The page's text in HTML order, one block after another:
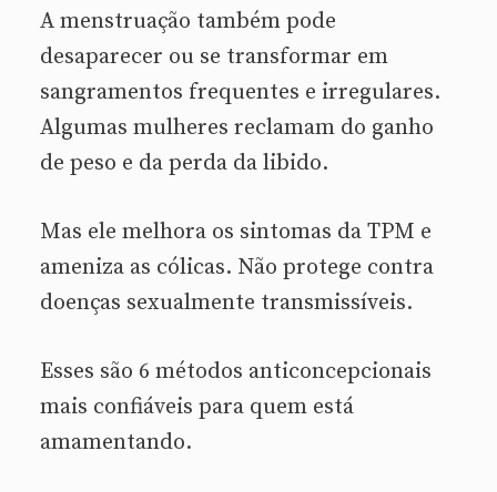
A menstruação também pode
desaparecer ou se transformar em
sangramentos frequentes e irregulares.
Algumas mulheres reclamam do ganho
de peso e da perda da libido.
Mas ele melhora os sintomas da TPM e
ameniza as cólicas. Não protege contra
doenças sexualmente transmissíveis.
Esses são 6 métodos anticoncepcionais
mais confiáveis para quem está
amamentando.